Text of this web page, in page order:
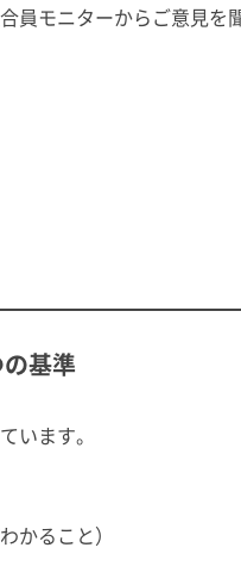
員モニターからご意見を
基準
います。
かること）